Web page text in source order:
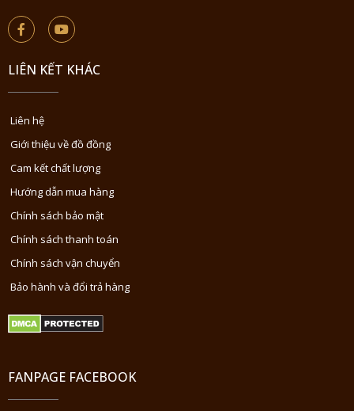
LIÊN KẾT KHÁC
Liên hệ
Giới thiệu về đồ đồng
Cam kết chất lượng
Hướng dẫn mua hàng
Chính sách bảo mật
Chính sách thanh toán
Chính sách vận chuyển
Bảo hành và đổi trả hàng
FANPAGE FACEBOOK